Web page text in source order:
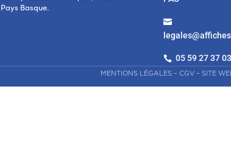
Pays Basque.

 05 59 27 37 03
MENTIONS LÉGALES– CGV– SITE